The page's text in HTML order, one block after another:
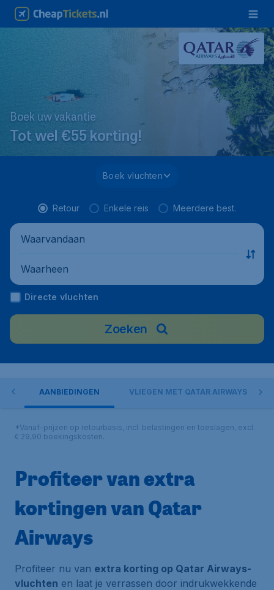
Boek uw vakantie
Tot wel €55 korting!
Boek vluchten
Retour Enkele reis Meerdere best.
Waarvandaan
Waarheen
Directe vluchten
Zoeken
AANBIEDINGEN VLIEGEN MET QATAR AIRWAYS
*Vanaf-prijzen op retourbasis, incl. belastingen en toeslagen, excl.
€ 29,90 boekingskosten.
Profiteer van extra
kortingen van Qatar
Airways
Profiteer nu van extra korting op Qatar Airways-
vluchten en laat je verrassen door indrukwekkende